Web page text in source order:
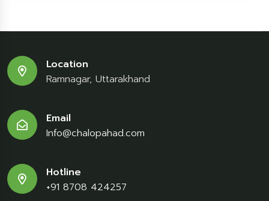
Location
Ramnagar, Uttarakhand
Email
Info@chalopahad.com
Hotline
+91 8708 424257